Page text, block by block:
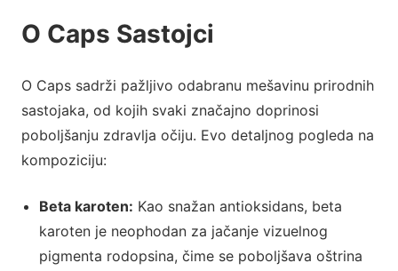
O Caps Sastojci
O Caps sadrži pažljivo odabranu mešavinu prirodnih
sastojaka, od kojih svaki značajno doprinosi
poboljšanju zdravlja očiju. Evo detaljnog pogleda na
kompoziciju:
Beta karoten: Kao snažan antioksidans, beta
karoten je neophodan za jačanje vizuelnog
pigmenta rodopsina, čime se poboljšava oštrina